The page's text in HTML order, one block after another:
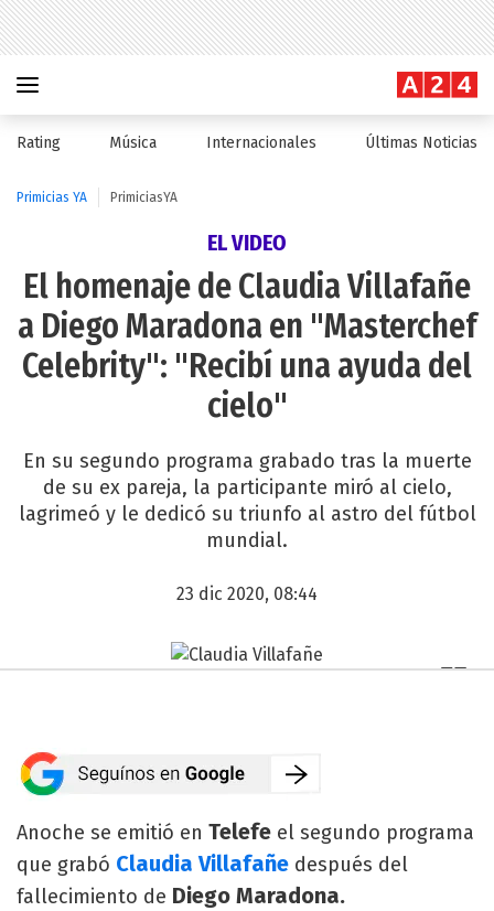
Rating Música Internacionales Últimas Noticias
Primicias YA PrimiciasYA
EL VIDEO
El homenaje de Claudia Villafañe
a Diego Maradona en "Masterchef
Celebrity": "Recibí una ayuda del
cielo"
En su segundo programa grabado tras la muerte
de su ex pareja, la participante miró al cielo,
lagrimeó y le dedicó su triunfo al astro del fútbol
mundial.
23 dic 2020, 08:44
Anoche se emitió en Telefe el segundo programa
que grabó Claudia Villafañe después del
fallecimiento de Diego Maradona.